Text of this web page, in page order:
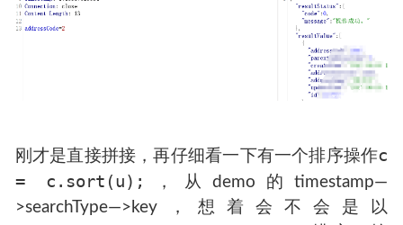
刚才是直接拼接，再仔细看一下有一个排序操作c
= c.sort(u);
，从demo的timestamp—
>searchType—>key，想着会不会是以